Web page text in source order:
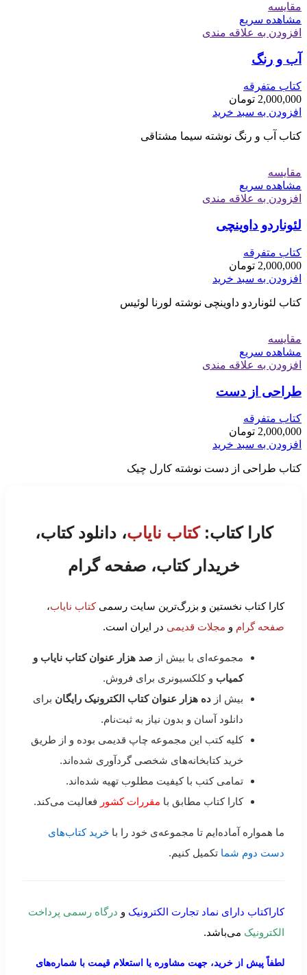
مقایسه
مشاهده سریع
افزودن به علاقه مندی
آب و رنگ
کتاب متفرقه
2,000,000 تومان
افزودن به سبد خرید
کتاب آب و رنگ نوشته سیما مشتاقی
مقایسه
مشاهده سریع
افزودن به علاقه مندی
لئوناردو داوینچی
کتاب متفرقه
2,000,000 تومان
افزودن به سبد خرید
کتاب لئوناردو داوینچی نوشته لورنا لوئیس
مقایسه
مشاهده سریع
افزودن به علاقه مندی
طراحی از دست
کتاب متفرقه
2,000,000 تومان
افزودن به سبد خرید
کتاب طراحی از دست نوشته کارل چیک
کارا کتاب:کتاب نایاب، دانلود کتاب،
خریدار کتاب، صفحه گرام
کارا کتاب نخستین و بزرگ‌ترین سایت رسمیکتاب نایاب،
صفحه گرام و مجلات قدیمی در ایران است.
مجموعه‌ای با بیش از صد هزار عنوان کتاب نایاب و
کمیاب و کلکسیونری برای فروش.
بیش از ده هزار عنوان کتاب الکترونیک رایگان برای
دانلود آسان و بدون نیاز به ثبت‌نام.
کلیه کتب این مجموعه چاپ قدیمی بوده و از طریق
خرید کتابخانه‌های شخصی گردآوری شده‌اند.
تمامی کتب با کیفیت مطلوب تهیه شده‌اند.
کارا کتاب مطابق با مقررات کشور فعالیت می‌کند.
ما همواره آماده‌ایم تا مجموعه‌ی خود را با خرید کتاب‌های
دست دوم شما تکمیل کنیم.
کاراکتاب دارای نماد تجارت الکترونیک و درگاه رسمی پرداخت
الکترونیک می‌باشد.
لطفاً پیش از خرید، جهت مشاوره یا استعلام قیمت با شماره‌های